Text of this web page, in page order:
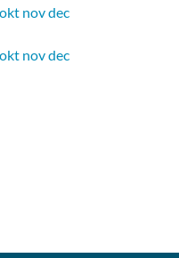
okt novdec
okt novdec